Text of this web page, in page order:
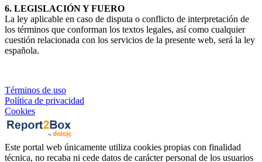
6. LEGISLACIÓN Y FUERO
La ley aplicable en caso de disputa o conflicto de interpretación de
los términos que conforman los textos legales, así como cualquier
cuestión relacionada con los servicios de la presente web, será la ley
española.
Términos de uso
Política de privacidad
Cookies
Este portal web únicamente utiliza cookies propias con finalidad
técnica, no recaba ni cede datos de carácter personal de los usuarios